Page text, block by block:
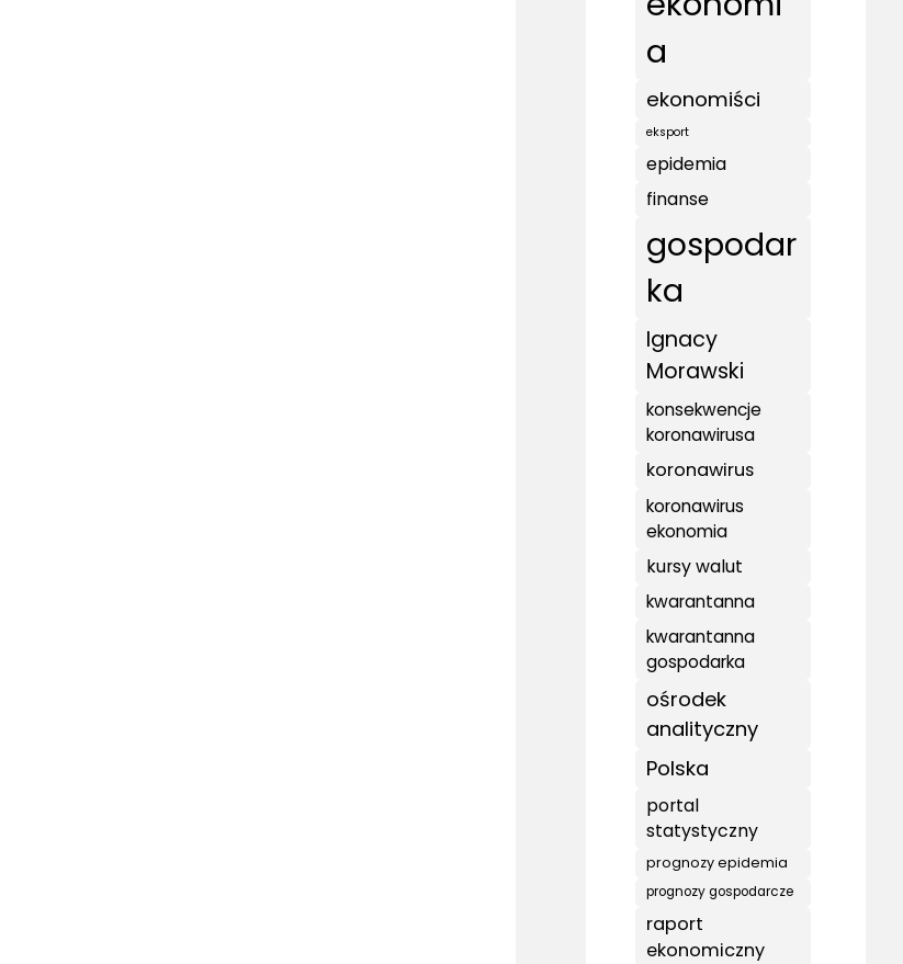
a
ekonomiści
eksport
epidemia
finanse
gospodar
ka
Ignacy
Morawski
konsekwencje
koronawirusa
koronawirus
koronawirus
ekonomia
kursy walut
kwarantanna
kwarantanna
gospodarka
ośrodek
analityczny
Polska
portal
statystyczny
prognozy epidemia
prognozy gospodarcze
raport
ekonomiczny